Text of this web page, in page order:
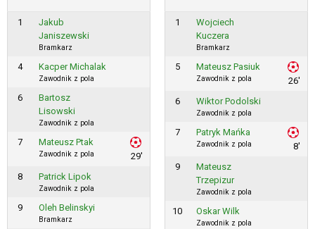
1
Jakub
Janiszewski
Bramkarz
4 Kacper Michalak
Zawodnik z pola
6
Bartosz
Lisowski
Zawodnik z pola
7 Mateusz Ptak
Zawodnik z pola
29'
8
Patrick Lipok
Zawodnik z pola
9 Oleh Belinskyi
Bramkarz
1
Wojciech
Kuczera
Bramkarz
5 Mateusz Pasiuk
Zawodnik z pola
26'
6
Wiktor Podolski
Zawodnik z pola
7 Patryk Mańka
Zawodnik z pola
8'
9
Mateusz
Trzepizur
Zawodnik z pola
10 Oskar Wilk
Zawodnik z pola